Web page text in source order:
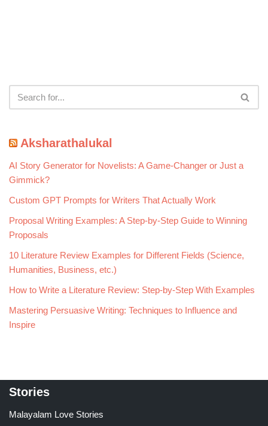
Aksharathalukal
AI Story Generator for Novelists: A Game-Changer or Just a
Gimmick?
Custom GPT Prompts for Writers That Actually Work
Proposal Writing Examples: A Step-by-Step Guide to Winning
Proposals
10 Literature Review Examples for Different Fields (Science,
Humanities, Business, etc.)
How to Write a Literature Review: Step-by-Step With Examples
Mastering Persuasive Writing: Techniques to Influence and
Inspire
Stories
Malayalam Love Stories